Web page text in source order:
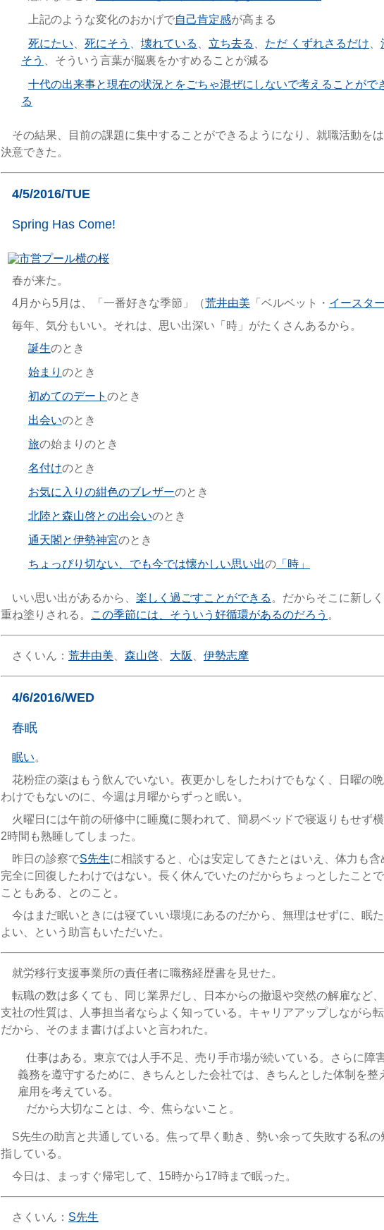
上記のような変化のおかげで自己肯定感が高まる
死にたい
死にそう 壊れている 立ち去る ただ くずれさるだけ
そう
、そういう言葉が脳裏をかすめることが減る
十代の出来事と現在の状況とをごちゃ混ぜにしないで考えることがで
る
その結果、目前の課題に集中することができるようになり、就職活動を
決意できた。
4/5/2016/TUE
Spring Has Come!
春が来た。
4月から5月は、「一番好きな季節」（荒井由美 「ベルベット・ イースター
毎年、気分もいい。それは、思い出深い「時」がたくさんあるから。
誕生のとき
始まり のとき
初めてのデート のとき
出会いのとき
旅の始まりのとき
名付けのとき
お気に入りの紺色のブレザーのとき
北陸と森山啓との出会いのとき
通天閣と伊勢神宮のとき
ちょっぴり切ない、でも今では懐かしい思い出の 「時」
いい思い出があるから、 楽しく過ごすことができる 。だからそこに新し
重ね塗りされる。
この季節には、そういう好循環があるのだろう 。
さくいん： 荒井由美 森山啓 大阪 伊勢志摩
4/6/2016/WED
春眠
眠い。
花粉症の薬はもう飲んでいない。夜更かしをしたわけでもなく、日曜の
わけでもないのに、今週は月曜からずっと眠い。
火曜日には午前の研修中に睡魔に襲われて、簡易ベッドで寝返りもせず横
2時間も熟睡してしまった。
昨日の診察でS先生に相談すると、心は安定してきたとはいえ、体力も含
完全に回復したわけではない。長く休んでいたのだからちょっとしたこと
こともある、とのこと。
今はまだ眠いときには寝ていい環境にあるのだから、無理はせずに、眠
よい、という助言もいただいた。
就労移行支援事業所の責任者に職務経歴書を見せた。
転職の数は多くても、同じ業界だし、日本からの撤退や突然の解雇など
支社の性質は、人事担当者ならよく知っている。キャリアアップしながら
だから、そのまま書けばよいと言われた。
仕事はある。東京では人手不足、売り手市場が続いている。さらに障
義務を遵守するために、きちんとした会社では、きちんとした体制を整
雇用を考えている。
だから大切なことは、今、焦らないこと。
S先生の助言と共通している。焦って早く動き、勢い余って失敗する私の
指している。
今日は、まっすぐ帰宅して、15時から17時まで眠った。
さくいん： S先生